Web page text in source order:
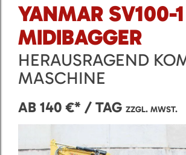
YANMAR SV100-1
MIDIBAGGER
HERAUSRAGEND
MASCHINE
AB 140 €* / TAG ZZGL. MWST.